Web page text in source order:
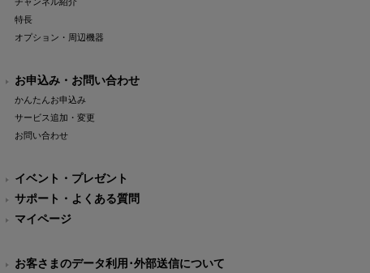
特長
オプション・周辺機器
お申込み・お問い合わせ
かんたんお申込み
サービス追加・変更
お問い合わせ
イベント・プレゼント
サポート・よくある質問
マイページ
お客さまのデータ利用･外部送信について